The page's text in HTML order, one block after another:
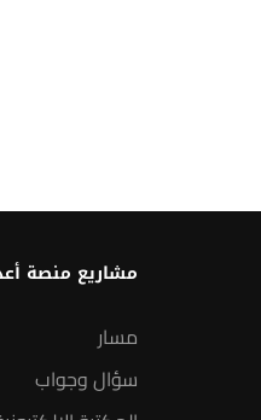
مشاريع منصة
مسار
سؤال وجواب